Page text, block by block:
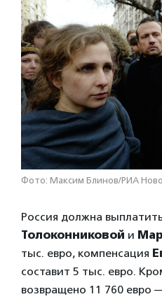
Фото: Максим Блинов/РИА
Россия должна
Толоконниковой и
тыс. евро, компенсация
составит 5 тыс. евро.
возвращено 11 760 евро